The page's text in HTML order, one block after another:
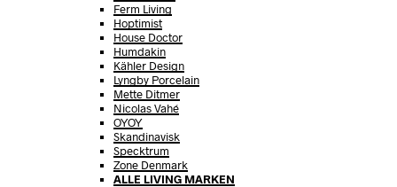
Ferm Living
Hoptimist
House Doctor
Humdakin
Kähler Design
Lyngby Porcelain
Mette Ditmer
Nicolas Vahé
OYOY
Skandinavisk
Specktrum
Zone Denmark
ALLE LIVING MARKEN